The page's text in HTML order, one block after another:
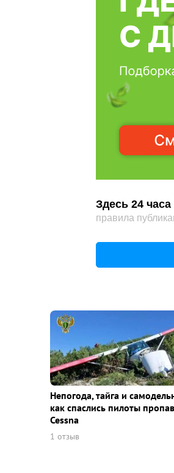
Здесь 24
правила
Непогода, тайга и
как спаслись пилоты
Cessna
1 отзыв